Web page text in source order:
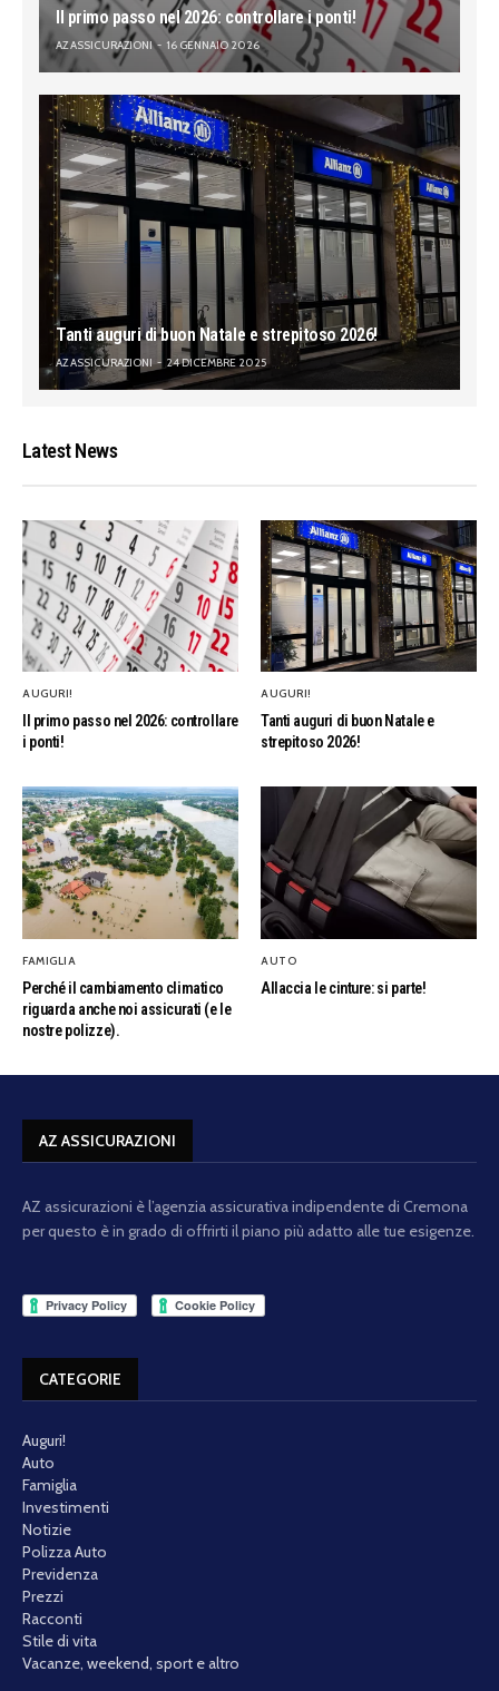
Il primo passo nel 2026: controllare i ponti!
AZ ASSICURAZIONI 16 GENNAIO 2026
Tanti auguri di buon Natale e strepitoso 2026!
AZ ASSICURAZIONI 24 DICEMBRE 2025
Latest News
AUGURI!
Il primo passo nel 2026: controllare
i ponti!
AUGURI!
Tanti auguri di buon Natale e
strepitoso 2026!
FAMIGLIA
Perché il cambiamento climatico
riguarda anche noi assicurati (e le
nostre polizze).
AUTO
Allaccia le cinture: si parte!
AZ ASSICURAZIONI
AZ assicurazioni è l’agenzia assicurativa indipendente di Cremona
per questo è in grado di offrirti il piano più adatto alle tue esigenze.
CATEGORIE
Auguri!
Auto
Famiglia
Investimenti
Notizie
Polizza Auto
Previdenza
Prezzi
Racconti
Stile di vita
Vacanze, weekend, sport e altro